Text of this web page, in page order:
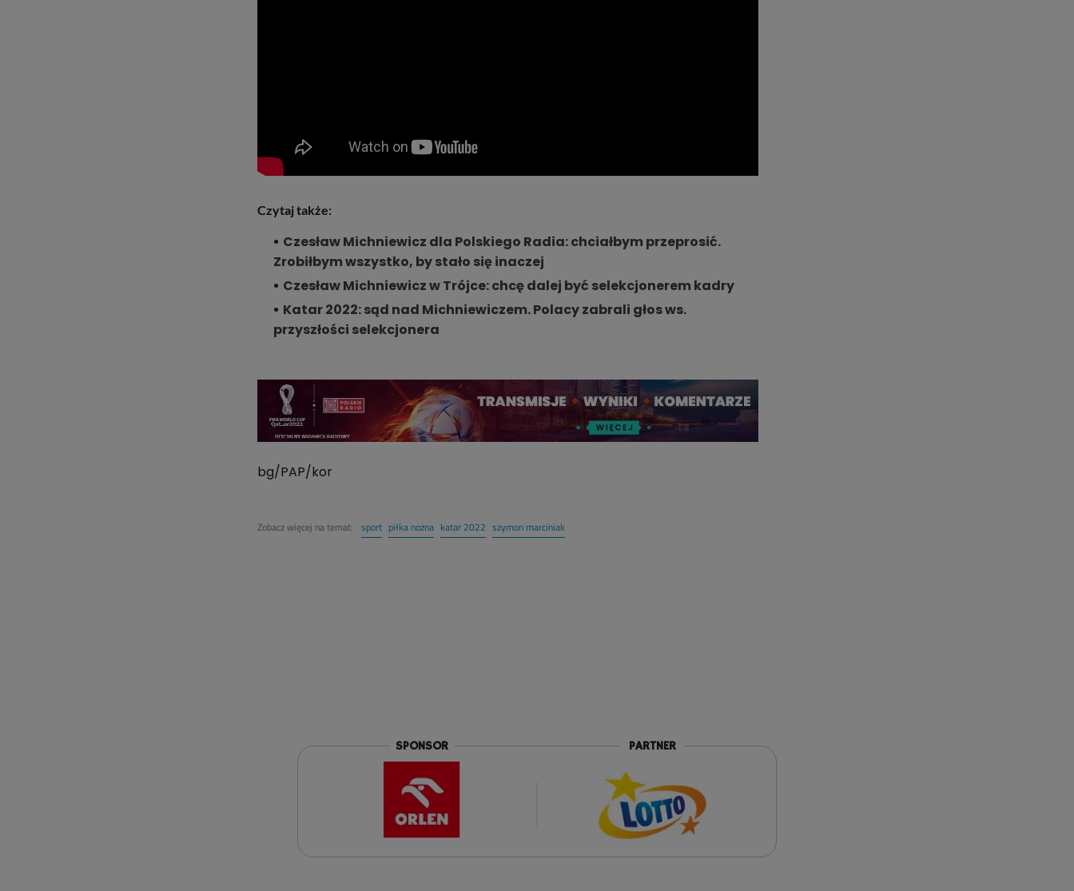
Czytaj także:
Czesław Michniewicz dla Polskiego Radia: chciałbym przeprosić.
Zrobiłbym wszystko, by stało się inaczej
Czesław Michniewicz w Trójce: chcę dalej być selekcjonerem kadry
Katar 2022: sąd nad Michniewiczem. Polacy zabrali głos ws.
przyszłości selekcjonera
bg/PAP/kor
Zobacz więcej na temat: sport piłka nożna katar 2022 szymon marciniak
SPONSOR PARTNER